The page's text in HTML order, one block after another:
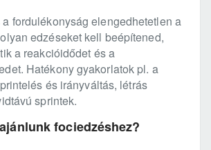
fordulékonyság elengedhetetlen a
edzéseket kell beépítened,
a reakcióidődet és a
Hatékony gyakorlatok pl. a
és irányváltás, létrás
sprintek.
fociedzéshez?